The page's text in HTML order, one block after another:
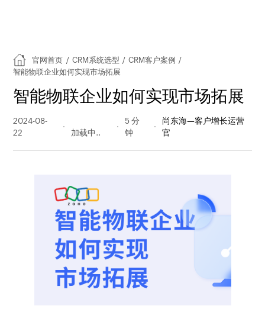
官网首页 / CRM系统选型 / CRM客户案例 /
智能物联企业如何实现市场拓展
智能物联企业如何实现市场拓展
2024-08-
22
量
5 分
钟
尚东海—客户增长运营
官